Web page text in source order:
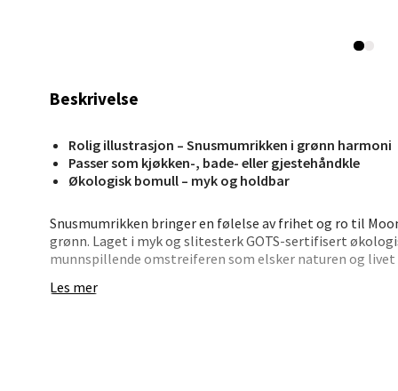
Beskrivelse
Rolig illustrasjon – Snusmumrikken i grønn harmoni
Passer som kjøkken-, bade- eller gjestehåndkle
Økologisk bomull – myk og holdbar
Snusmumrikken bringer en følelse av frihet og ro til
grønn. Laget i myk og slitesterk GOTS-sertifisert
munnspillende omstreiferen som elsker naturen og
Det grønne motivet er både beroligende og lekent –
Les mer
Madla
0 i
Åpent